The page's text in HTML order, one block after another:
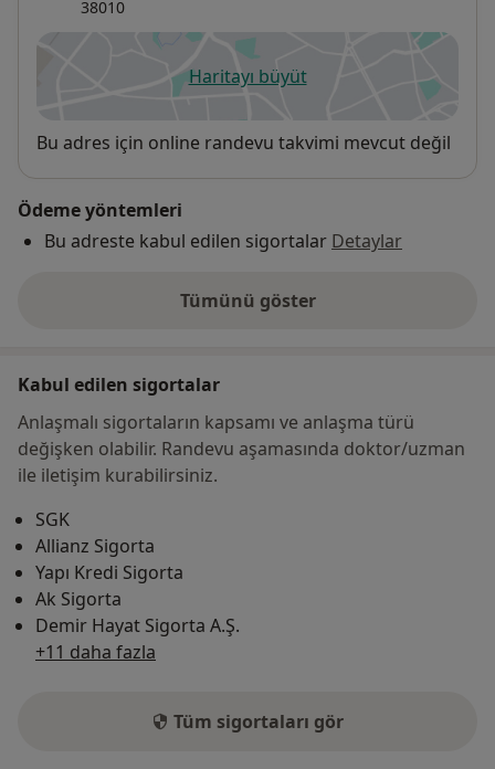
38010
Haritayı büyütyeni bir sekmede açılır
Uygunluk
Bu adres için online randevu takvimi mevcut değil
Ödeme yöntemleri
Bu adreste kabul edilen sigortalar Detaylar
Tümünü göster
adres hakkında
Kabul edilen sigortalar
Anlaşmalı sigortaların kapsamı ve anlaşma türü
değişken olabilir. Randevu aşamasında doktor/uzman
ile iletişim kurabilirsiniz.
SGK
Allianz Sigorta
Yapı Kredi Sigorta
Ak Sigorta
Demir Hayat Sigorta A.Ş.
+11 daha fazla
Tüm sigortaları gör